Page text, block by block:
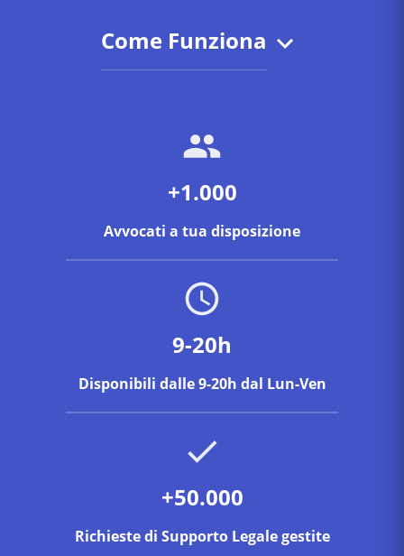
Come Funziona
+1.000
Avvocati a tua disposizione
9-20h
Disponibili dalle 9-20h dal Lun-Ven
+50.000
Richieste di Supporto Legale gestite